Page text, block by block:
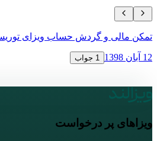
و گردش حساب ویزای توریستی شینگن
پر درخواست